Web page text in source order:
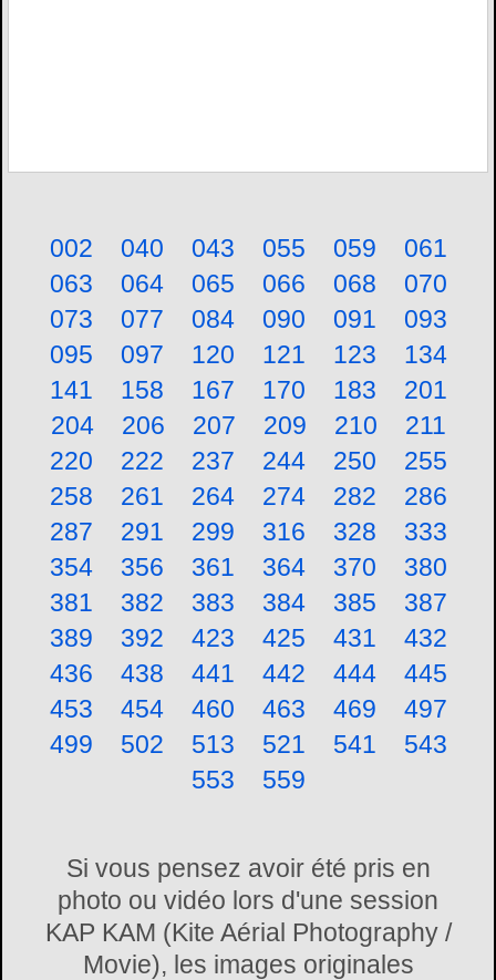
002 040 043 055 059
061
063
064 065 066 068
070
073
077 084 090 091
093
095
097 120 121 123
134
141
158 167 170 183
201
204
206 207 209 210
211
220
222 237 244 250
255
258
261 264 274 282
286
287
291 299 316 328
333
354
356 361 364 370
380
381
382 383 384 385
387
389
392 423 425 431
432
436
438 441 442 444
445
453
454 460 463 469
497
499
502 513 521 541
543
553
559
Si vous pensez avoir été pris en
photo ou vidéo lors d'une session
KAP KAM (Kite Aérial Photography /
Movie), les images originales